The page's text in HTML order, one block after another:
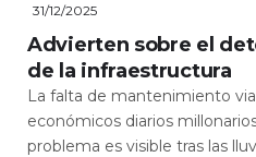
31/12/2025
Advierten sobre el
de la infraestructura
La falta de mantenimiento
económicos diarios
problema es visible tras las